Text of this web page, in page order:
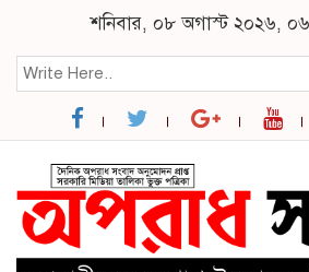
শনিবার, ০৮ অগাস্ট ২০২৬,